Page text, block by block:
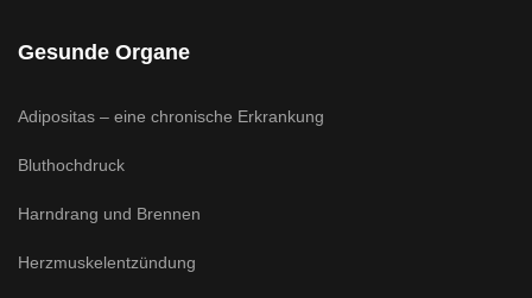
Gesunde Organe
Adipositas – eine chronische Erkrankung
Bluthochdruck
Harndrang und Brennen
Herzmuskelentzündung